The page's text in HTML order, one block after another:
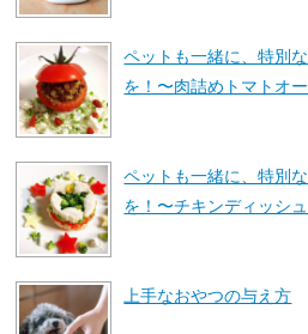
ペットも一緒に、特別
を！〜肉詰めトマトオ
ペットも一緒に、特別
を！〜チキンディッシ
上手なおやつの与え方